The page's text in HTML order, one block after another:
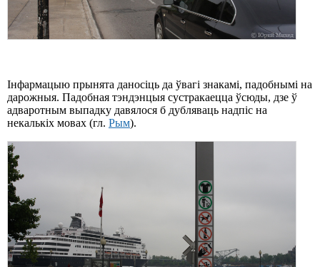
Інфармацыю прынята даносіць да ўвагі знакамі, падобнымі на
дарожныя. Падобная тэндэнцыя сустракаецца ўсюды, дзе ў
адваротным выпадку давялося б дубляваць надпіс на
некалькіх мовах (гл. Рым).